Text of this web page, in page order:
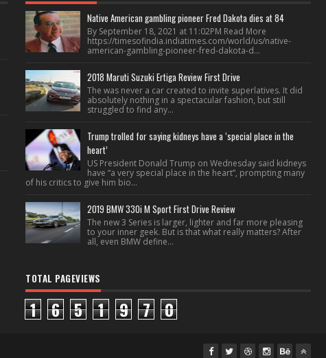
Native American gambling pioneer Fred Dakota dies at 84
By September 18, 2021 at 11:02PM Read More
https://timesofindia.indiatimes.com/world/us/native-
american-gambling-pioneer-fred-dakota-d...
2018 Maruti Suzuki Ertiga Review First Drive
The was never a car created to invite superlatives. It did
absolutely nothing in a spectacular fashion, but still
struggled to find any...
Trump trolled for saying kidneys have a ‘special place in the
heart’
US President Donald Trump on Wednesday said kidneys
have “a very special place in the heart”, prompting many
of his critics to give him bio...
2019 BMW 330i M Sport First Drive Review
The new 3 Series is larger, lighter and far more pleasing
to your inner geek. But is that what really matters? After
all, even BMW define...
TOTAL PAGEVIEWS
1 6 5 1 9 7 0